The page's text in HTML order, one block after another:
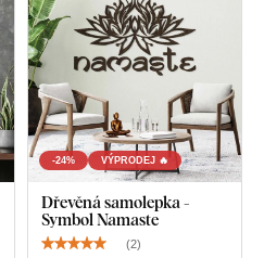
-24% VÝPRODEJ 🔥
Dřevěná samolepka -
Symbol Namaste
(2)